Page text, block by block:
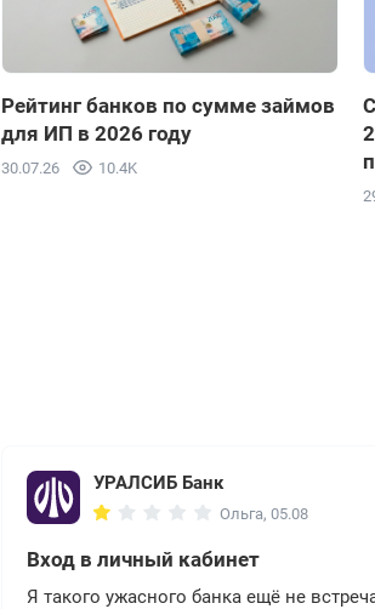
Рейтинг банков по сумме займов
для ИП в 2026 году
30.07.26 10.4K
УРАЛСИБ Банк
Ольга, 05.08
Вход в личный кабинет
Я такого ужасного банка ещё не